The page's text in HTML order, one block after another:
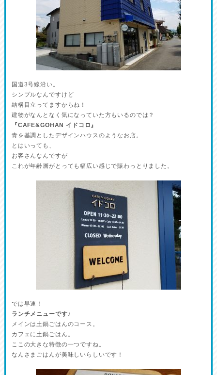
国道3号線沿い。
シンプルなんですけど
結構目立ってますからね！
建物がなんとなく気になっていた方もいるのでは？
『CAFE&GOHAN イドコロ』
青を基調としたデザインハウスのようなお店。
とはいっても、
お客さんなんですが
これが年齢層がとっても幅広い感じで賑わっとりました。
では早速！
ランチメニューです♪
メインは土鍋ごはんのコース。
カフェに土鍋ごはん。
ここの大きな特徴の一つですね。
なんさまごはんが美味しいらしいです！